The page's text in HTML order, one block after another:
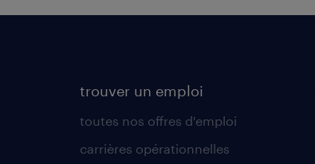
trouver un emploi
toutes nos offres d'emploi
carrières opérationnelles